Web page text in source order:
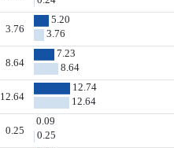
3.76
5.20
3.76
8.64
7.23
8.64
12.64
12.74
12.64
0.25
0.09
0.25